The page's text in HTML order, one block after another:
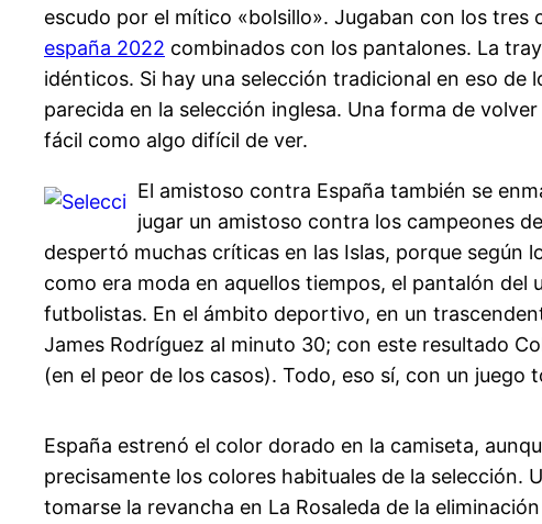
escudo por el mítico «bolsillo». Jugaban con los
españa 2022 combinados con los pantalones. La
idénticos. Si hay una selección tradicional en eso
parecida en la selección inglesa. Una forma de
fácil como algo difícil de ver.
El amistoso contra España también se
jugar un amistoso contra los campeones
despertó muchas críticas en las Islas, porque según
como era moda en aquellos tiempos, el pantalón
futbolistas. En el ámbito deportivo, en un
James Rodríguez al minuto 30; con este resultado
(en el peor de los casos). Todo, eso sí, con un juego
España estrenó el color dorado en la camiseta,
precisamente los colores habituales de la selección.
tomarse la revancha en La Rosaleda de la